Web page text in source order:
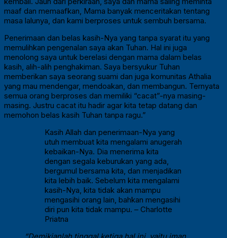
maaf dan memaafkan, Mama banyak menceritakan tentang
masa lalunya, dan kami berproses untuk sembuh bersama.
Penerimaan dan belas kasih-Nya yang tanpa syarat itu yang
memulihkan pengenalan saya akan Tuhan. Hal ini juga
menolong saya untuk berelasi dengan mama dalam belas
kasih, alih-alih penghakiman. Saya bersyukur Tuhan
memberikan saya seorang suami dan juga komunitas Athalia
yang mau mendengar, mendoakan, dan membangun. Ternyata
semua orang berproses dan memiliki “cacat”-nya masing-
masing. Justru cacat itu hadir agar kita tetap datang dan
memohon belas kasih Tuhan tanpa ragu.”
Kasih Allah dan penerimaan-Nya yang
utuh membuat kita mengalami anugerah
kebaikan-Nya. Dia menerima kita
dengan segala keburukan yang ada,
bergumul bersama kita, dan menjadikan
kita lebih baik. Sebelum kita mengalami
kasih-Nya, kita tidak akan mampu
mengasihi orang lain, bahkan mengasihi
diri pun kita tidak mampu. – Charlotte
Priatna